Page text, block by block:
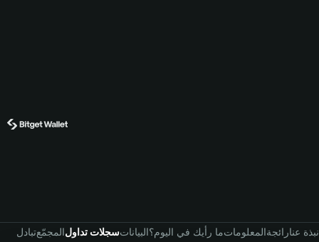
تبادلالمجمّعسجلات تداولالبياناتما رأيك في اليوم؟المعلوماترائجةنبذة عنا